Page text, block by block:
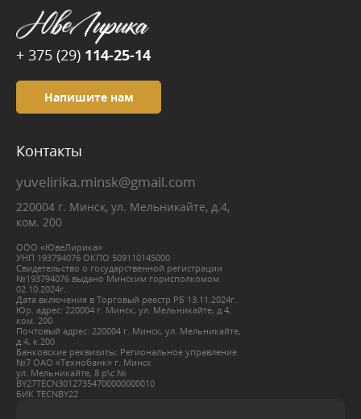
+ 375 (29) 114-25-14
Напишите нам
Контакты
yuvelirika.minsk@gmail.com
220004 г. Минск, ул. Мельникайте, д.4,
ком. 200
ООО «ЮвеЛирика»
УНП 193794076 ОКПО 509110145000
Свидетельство о государственной регистрации
№193794076 выдано Минским горисполкомом
02.10.2024г.
Дата включения в Торговый реестр РБ 13.11.2024г.
Юр. адрес: 220004 г. Минск, ул. Мельникайте, д.4,
ком. 200
Почтовый адрес: 220004 г. Минск, ул. Мельникайте,
д.4, к.200
Банковские реквизиты: Региональное управление
№7 ОАО «Технобанк» г. Минск
ул. Мельникайте, 8 р\с №
BY27ТЕСN30127354700000000010
БИК ТЕСNBY22